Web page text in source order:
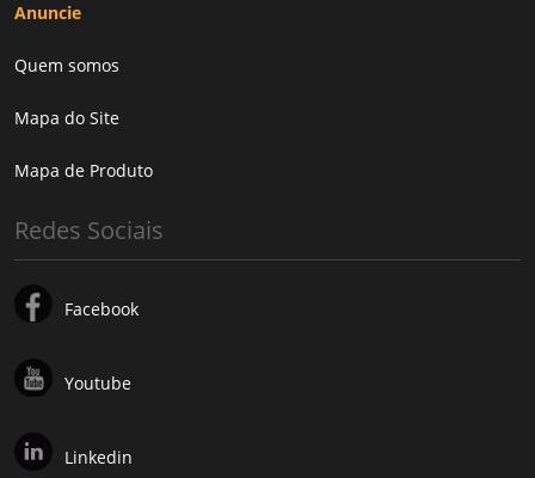
Anuncie
Quem somos
Mapa do Site
Mapa de Produto
Redes Sociais
Facebook
Youtube
Linkedin